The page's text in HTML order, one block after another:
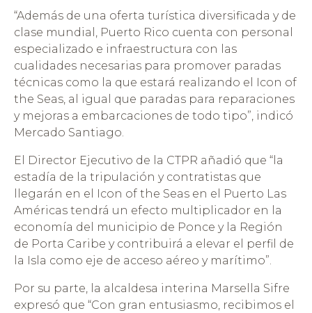
“Además de una oferta turística diversificada y de
clase mundial, Puerto Rico cuenta con personal
especializado e infraestructura con las
cualidades necesarias para promover paradas
técnicas como la que estará realizando el Icon of
the Seas, al igual que paradas para reparaciones
y mejoras a embarcaciones de todo tipo”, indicó
Mercado Santiago.
El Director Ejecutivo de la CTPR añadió que “la
estadía de la tripulación y contratistas que
llegarán en el Icon of the Seas en el Puerto Las
Américas tendrá un efecto multiplicador en la
economía del municipio de Ponce y la Región
de Porta Caribe y contribuirá a elevar el perfil de
la Isla como eje de acceso aéreo y marítimo”.
Por su parte, la alcaldesa interina Marsella Sifre
expresó que “Con gran entusiasmo, recibimos el